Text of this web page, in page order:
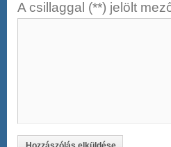
A csillaggal (**) jelölt